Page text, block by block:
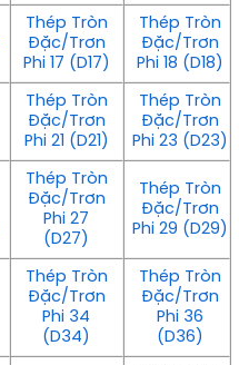
Thép Tròn
Đặc/Trơn
Phi 17 (D17)
Thép Tròn
Đặc/Trơn
Phi 18 (D18)
Thép Tròn
Đặc/Trơn
Phi 21 (D21)
Thép Tròn
Đặc/Trơn
Phi 23 (D23)
Thép Tròn
Đặc/Trơn
Phi 27
(D27)
Thép Tròn
Đặc/Trơn
Phi 29 (D29)
Thép Tròn
Đặc/Trơn
Phi 34
(D34)
Thép Tròn
Đặc/Trơn
Phi 36
(D36)